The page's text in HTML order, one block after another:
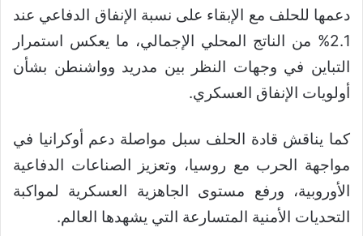
دعمها للحلف مع الإبقاء على نسبة الإنفاق الدفاعي عند
2.1% من الناتج المحلي الإجمالي، ما يعكس استمرار
التباين في وجهات النظر بين مدريد وواشنطن بشأن
أولويات الإنفاق العسكري.
كما يناقش قادة الحلف سبل مواصلة دعم أوكرانيا في
مواجهة الحرب مع روسيا، وتعزيز الصناعات الدفاعية
الأوروبية، ورفع مستوى الجاهزية العسكرية لمواكبة
التحديات الأمنية المتسارعة التي يشهدها العالم.